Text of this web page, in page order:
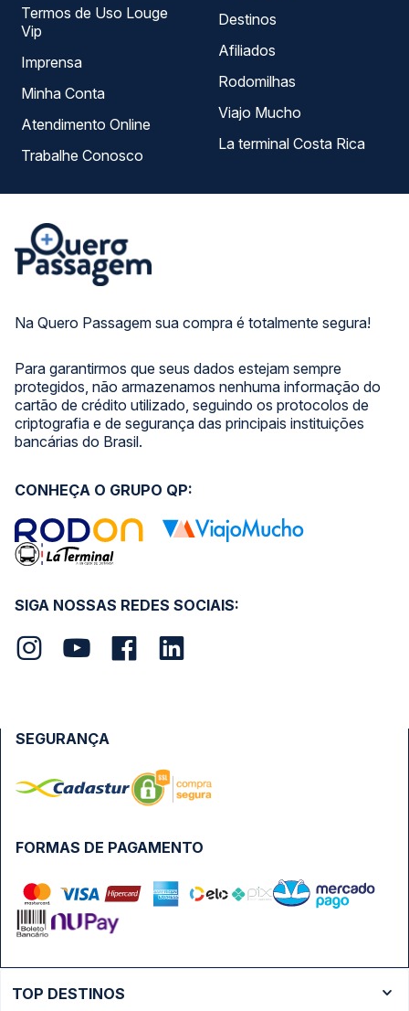
Na Quero Passagem sua compra é totalmente segura!
Para garantirmos que seus dados estejam sempre
protegidos, não armazenamos nenhuma informação do
cartão de crédito utilizado, seguindo os protocolos de
criptografia e de segurança das principais instituições
bancárias do Brasil.
Termos de Uso Louge
Vip
Imprensa
Minha Conta
Atendimento Online
Trabalhe Conosco
Destinos
Afiliados
Rodomilhas
Viajo Mucho
La terminal Costa Rica
SIGA NOSSAS REDES SOCIAIS:
CONHEÇA O GRUPO QP:
FORMAS DE PAGAMENTO
SEGURANÇA
TOP DESTINOS